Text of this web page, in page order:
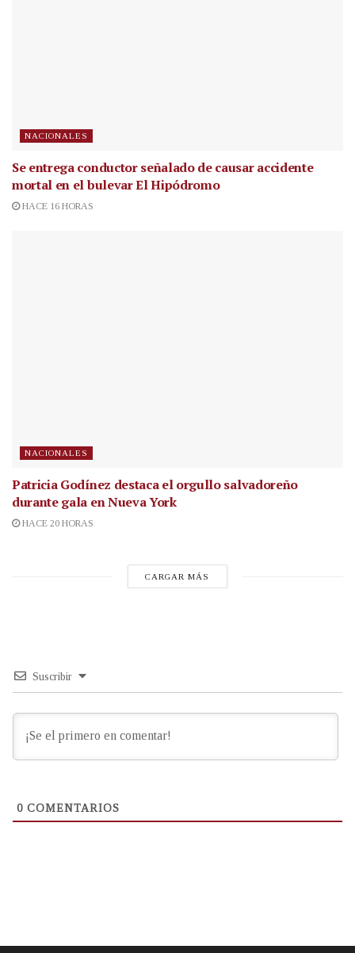
NACIONALES
Se entrega conductor señalado de causar accidente
mortal en el bulevar El Hipódromo
HACE 16 HORAS
NACIONALES
Patricia Godínez destaca el orgullo salvadoreño
durante gala en Nueva York
HACE 20 HORAS
CARGAR MÁS
Suscribir
0 COMENTARIOS